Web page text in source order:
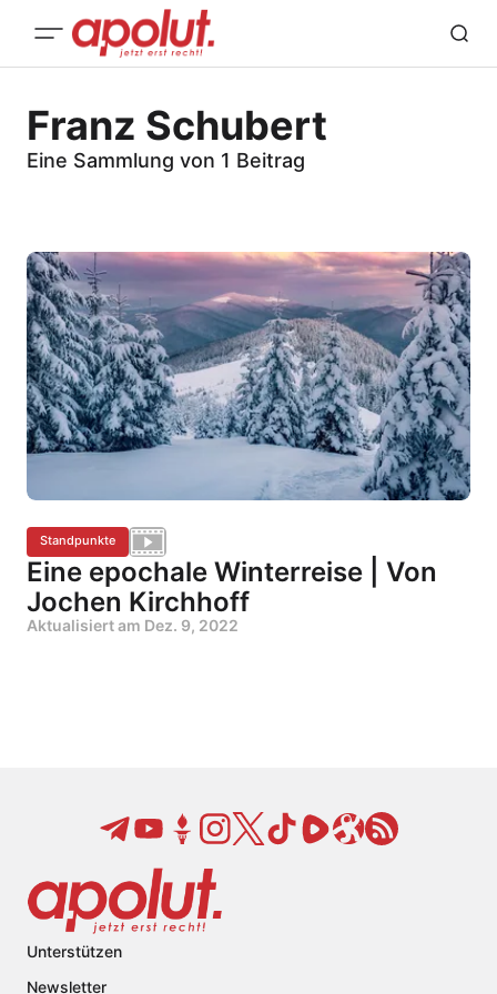
Franz Schubert
Eine Sammlung von 1 Beitrag
Standpunkte
Eine epochale Winterreise | Von
Jochen Kirchhoff
Aktualisiert am Dez. 9, 2022
Unterstützen
Newsletter